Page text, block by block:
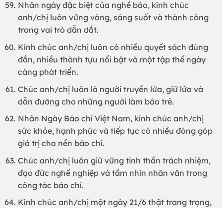
Nhân ngày đặc biệt của nghề báo, kính chúc
anh/chị luôn vững vàng, sáng suốt và thành công
trong vai trò dẫn dắt.
Kính chúc anh/chị luôn có nhiều quyết sách đúng
đắn, nhiều thành tựu nổi bật và một tập thể ngày
càng phát triển.
Chúc anh/chị luôn là người truyền lửa, giữ lửa và
dẫn đường cho những người làm báo trẻ.
Nhân Ngày Báo chí Việt Nam, kính chúc anh/chị
sức khỏe, hạnh phúc và tiếp tục có nhiều đóng góp
giá trị cho nền báo chí.
Chúc anh/chị luôn giữ vững tinh thần trách nhiệm,
đạo đức nghề nghiệp và tầm nhìn nhân văn trong
công tác báo chí.
Kính chúc anh/chị một ngày 21/6 thật trang trọng,